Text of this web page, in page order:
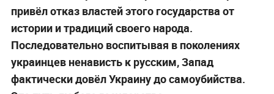
привёл отказ властей этого государства от
истории и традиций своего народа.
Последовательно воспитывая в поколениях
украинцев ненависть к русским, Запад
фактически довёл Украину до самоубийства.